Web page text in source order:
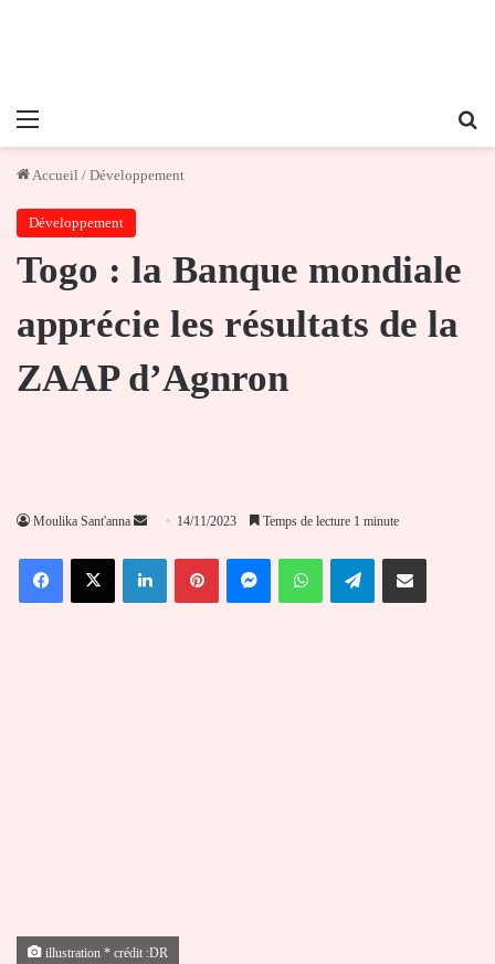
Menu
Accueil / Développement
Développement
Togo : la Banque mondiale
apprécie les résultats de la
ZAAP d’Agnron
Moulika Sant'anna
Envoyer
courriel
14/11/2023 Temps de lecture 1 minute
FacebookX LinkedinPinterestMessengerWhatsAppTelegramPartager par email
illustration * crédit :DR